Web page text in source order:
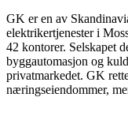
GK er en av
elektrikertjenester i
42 kontorer. Selskapet
byggautomasjon og
privatmarkedet. GK
næringseiendommer,